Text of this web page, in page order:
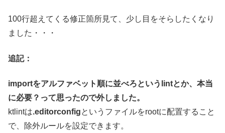
100行超えてくる修正箇所見て、少し目をそらしたくなり
ました・・・
追記：
importをアルファベット順に並べろというlintとか、本当
に必要？って思ったので外しました。
ktlintは.editorconfigというファイルをrootに配置すること
で、除外ルールを設定できます。